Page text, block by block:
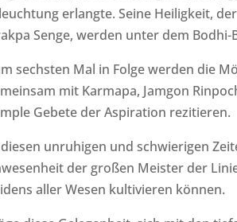
erlangte. Seine Heiligkeit,
Senge, werden unter dem
sechsten Mal in Folge werden die
mit Karmapa, Jamgon
Gebete der Aspiration rezitieren.
unruhigen und schwierigen
der großen Meister der
aller Wesen kultivieren können.